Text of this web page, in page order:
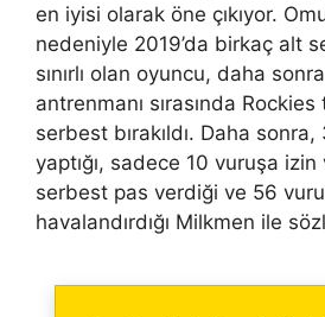
en iyisi olarak öne çıkıyor.
nedeniyle 2019’da birkaç alt
sınırlı olan oyuncu, daha
antrenmanı sırasında Rockies
serbest bırakıldı. Daha sonra,
yaptığı, sadece 10 vuruşa
serbest pas verdiği ve 56
havalandırdığı Milkmen ile